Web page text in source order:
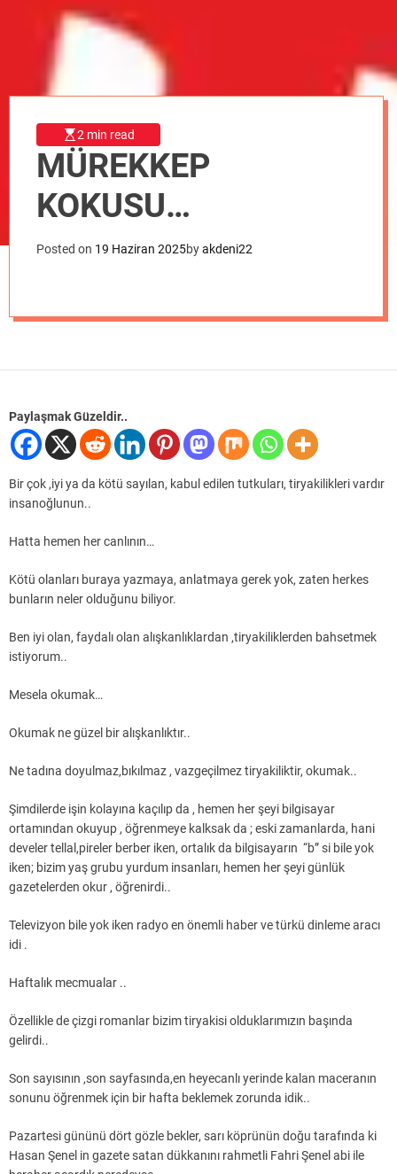
2 min read
MÜREKKEP
KOKUSU…
Posted on 19 Haziran 2025byakdeni22
Paylaşmak Güzeldir..
Bir çok ,iyi ya da kötü sayılan, kabul edilen tutkuları, tiryakilikleri vardır
insanoğlunun..
Hatta hemen her canlının…
Kötü olanları buraya yazmaya, anlatmaya gerek yok, zaten herkes
bunların neler olduğunu biliyor.
Ben iyi olan, faydalı olan alışkanlıklardan ,tiryakiliklerden bahsetmek
istiyorum..
Mesela okumak…
Okumak ne güzel bir alışkanlıktır..
Ne tadına doyulmaz,bıkılmaz , vazgeçilmez tiryakiliktir, okumak..
Şimdilerde işin kolayına kaçılıp da , hemen her şeyi bilgisayar
ortamından okuyup , öğrenmeye kalksak da ; eski zamanlarda, hani
develer tellal,pireler berber iken, ortalık da bilgisayarın “b” si bile yok
iken; bizim yaş grubu yurdum insanları, hemen her şeyi günlük
gazetelerden okur , öğrenirdi..
Televizyon bile yok iken radyo en önemli haber ve türkü dinleme aracı
idi .
Haftalık mecmualar ..
Özellikle de çizgi romanlar bizim tiryakisi olduklarımızın başında
gelirdi..
Son sayısının ,son sayfasında,en heyecanlı yerinde kalan maceranın
sonunu öğrenmek için bir hafta beklemek zorunda idik..
Pazartesi gününü dört gözle bekler, sarı köprünün doğu tarafında ki
Hasan Şenel in gazete satan dükkanını rahmetli Fahri Şenel abi ile